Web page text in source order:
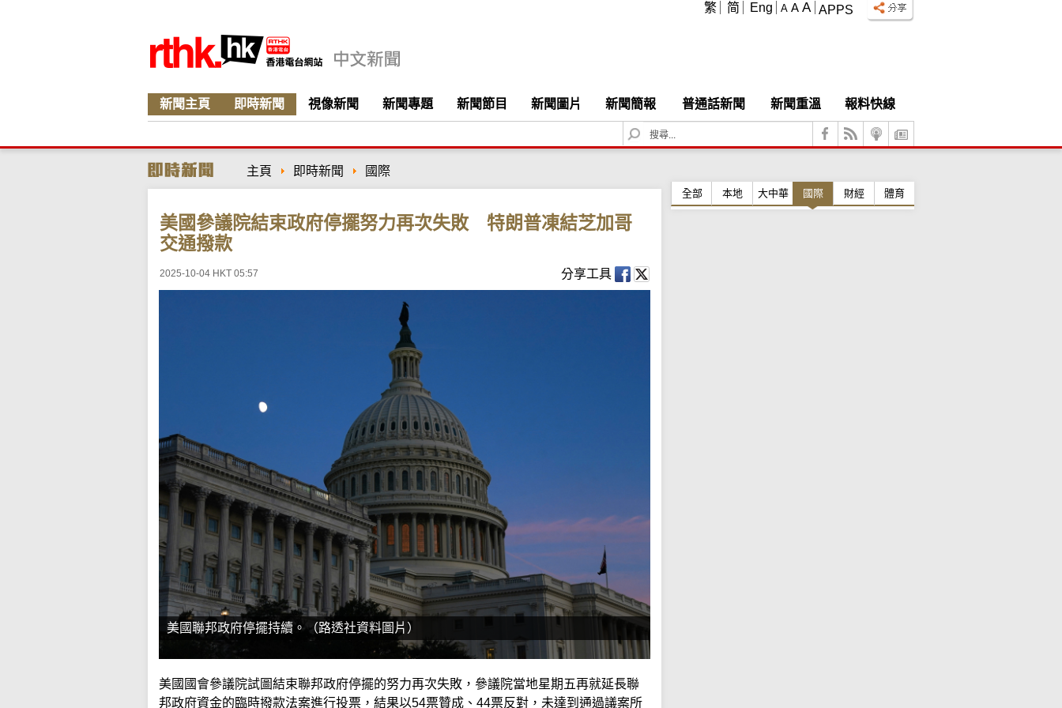
APPS
A A A
繁 简 Eng
新聞主頁 即時新聞 視像新聞 新聞專題 新聞節目 新聞圖片 新聞簡報 普通話新聞 新聞重溫
報料快線
S
e
c
主頁 即時新聞 國際
美國參議院結束政府停擺努力再次失敗 特朗普凍結芝加哥
交通撥款
2025-10-04 HKT 05:57 分享工具
美國聯邦政府停擺持續。（路透社資料圖片）
美國國會參議院試圖結束聯邦政府停擺的努力再次失敗，參議院當地星期五再就延長聯
邦政府資金的臨時撥款法案進行投票，結果以54票贊成、44票反對，未達到通過議案所
全部 本地 大中華 國際 財經 體育